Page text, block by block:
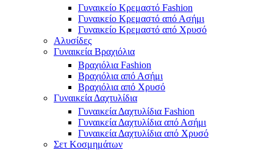
Γυναικείο Κρεμαστό Fashion
Γυναικείο Κρεμαστό από Ασήμι
Γυναικείο Κρεμαστό από Χρυσό
Αλυσίδες
Γυναικεία Βραχιόλια
Βραχιόλια Fashion
Βραχιόλια από Ασήμι
Βραχιόλια από Χρυσό
Γυναικεία Δαχτυλίδια
Γυναικεία Δαχτυλίδια Fashion
Γυναικεία Δαχτυλίδια από Ασήμι
Γυναικεία Δαχτυλίδια από Χρυσό
Σετ Κοσμημάτων